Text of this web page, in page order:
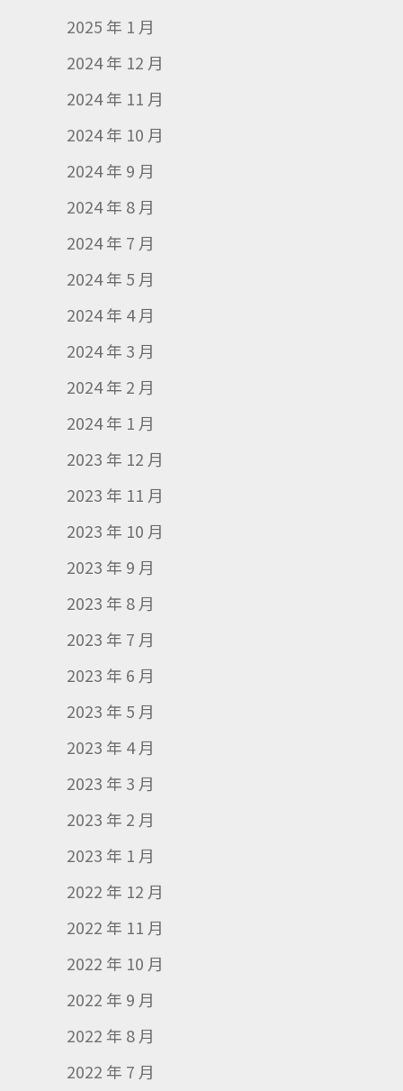
2025 年 1 月
2024 年 12 月
2024 年 11 月
2024 年 10 月
2024 年 9 月
2024 年 8 月
2024 年 7 月
2024 年 5 月
2024 年 4 月
2024 年 3 月
2024 年 2 月
2024 年 1 月
2023 年 12 月
2023 年 11 月
2023 年 10 月
2023 年 9 月
2023 年 8 月
2023 年 7 月
2023 年 6 月
2023 年 5 月
2023 年 4 月
2023 年 3 月
2023 年 2 月
2023 年 1 月
2022 年 12 月
2022 年 11 月
2022 年 10 月
2022 年 9 月
2022 年 8 月
2022 年 7 月